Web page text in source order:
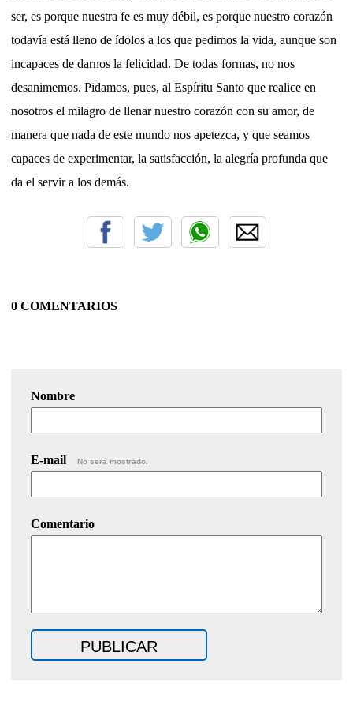
ser, es porque nuestra fe es muy débil, es porque nuestro corazón
todavía está lleno de ídolos a los que pedimos la vida, aunque son
incapaces de darnos la felicidad. De todas formas, no nos
desanimemos. Pidamos, pues, al Espíritu Santo que realice en
nosotros el milagro de llenar nuestro corazón con su amor, de
manera que nada de este mundo nos apetezca, y que seamos
capaces de experimentar, la satisfacción, la alegría profunda que
da el servir a los demás.
0 COMENTARIOS
Nombre
E-mail No será mostrado.
Comentario